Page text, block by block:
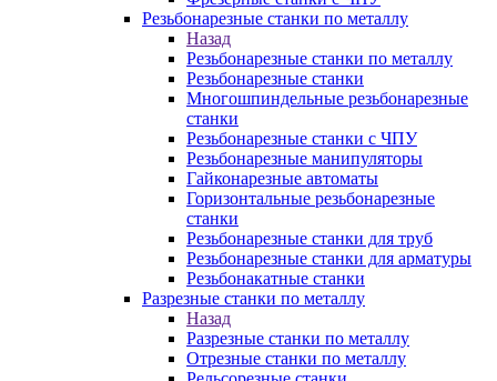
Резьбонарезные станки по металлу
Назад
Резьбонарезные станки по металлу
Резьбонарезные станки
Многошпиндельные резьбонарезные
станки
Резьбонарезные станки с ЧПУ
Резьбонарезные манипуляторы
Гайконарезные автоматы
Горизонтальные резьбонарезные
станки
Резьбонарезные станки для труб
Резьбонарезные станки для арматуры
Резьбонакатные станки
Разрезные станки по металлу
Назад
Разрезные станки по металлу
Отрезные станки по металлу